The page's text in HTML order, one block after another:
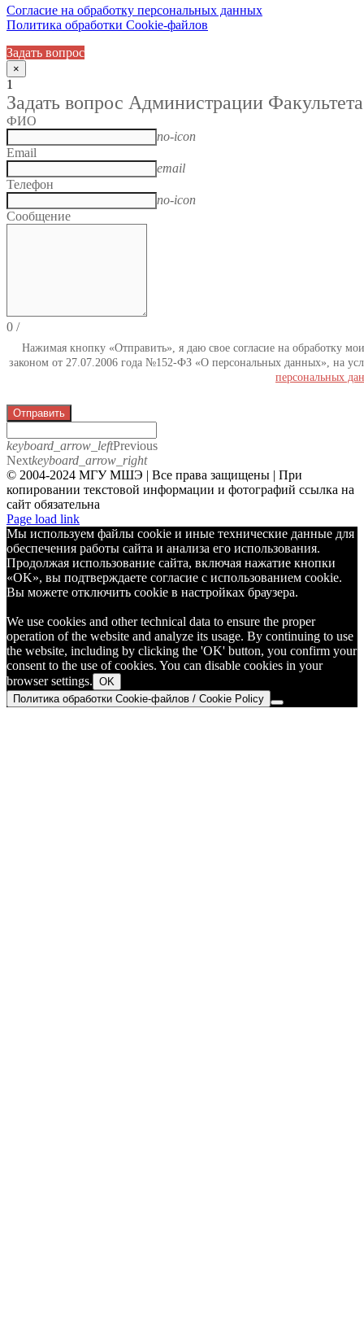
Согласие на обработку персональных данных
Политика обработки Cookie-файлов
Задать вопрос
×
1
Задать вопрос Администрации Факультета
ФИО
no-icon
Email
email
Телефон
no-icon
Сообщение
0 /
Нажимая кнопку «Отправить», я даю свое согласие на обработку
законом от 27.07.2006 года №152-ФЗ «О персональных данных», на
персональных
Отправить
keyboard_arrow_leftPrevious
Nextkeyboard_arrow_right
© 2004-2024 МГУ МШЭ | Все права защищены | При
копировании текстовой информации и фотографий ссылка на
сайт обязательна
Telegram
Page load link
Мы используем файлы cookie и иные технические данные для
обеспечения работы сайта и анализа его использования.
Продолжая использование сайта, включая нажатие кнопки
«OK», вы подтверждаете согласие с использованием cookie.
Вы можете отключить cookie в настройках браузера.
We use cookies and other technical data to ensure the proper
operation of the website and analyze its usage. By continuing to use
the website, including by clicking the 'OK' button, you confirm your
consent to the use of cookies. You can disable cookies in your
browser settings. OK
Политика обработки Cookie-файлов / Cookie Policy